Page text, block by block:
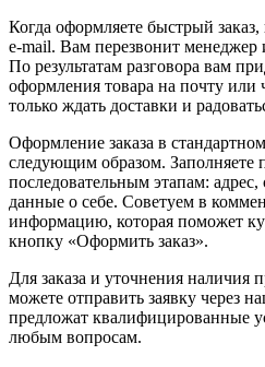
Когда оформляете быстрый
e-mail. Вам перезвонит менеджер
По результатам разговора вам
оформления товара на почту или
только ждать доставки и
Оформление заказа в
следующим образом. Заполняете
последовательным этапам:
данные о себе. Советуем в
информацию, которая поможет
кнопку «Оформить заказ».
Для заказа и уточнения наличия
можете отправить заявку через
предложат квалифицированные
любым вопросам.